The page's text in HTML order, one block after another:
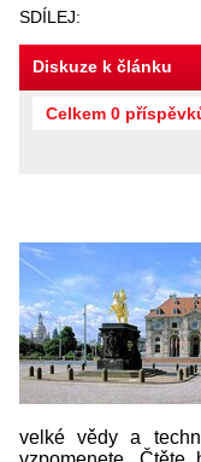
SDÍLEJ:
Diskuze k článku
Celkem 0
velké vědy a